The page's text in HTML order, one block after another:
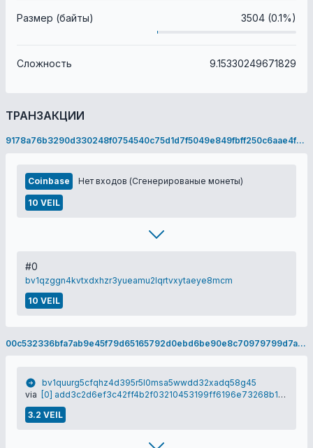
Размер (байты) 3504 (0.1%)
Сложность 9.15330249671829
ТРАНЗАКЦИИ
9178a76b3290d330248f0754540c75d1d7f5049e849fbff250c6aae4f270e1f1
Coinbase Нет входов (Сгенерированые монеты)
10 VEIL
#0
bv1qzggn4kvtxdxhzr3yueamu2lqrtvxytaeye8mcm
10 VEIL
00c532336bfa7ab9e45f79d65165792d0ebd6be90e8c70979799d7a3f73fd8a7
bv1quurg5cfqhz4d395r5l0msa5wwdd32xadq58g45
via
[0] add3c2d6ef3c42ff4b2f03210453199ff6196e73268b110fbd90ea03cad8a4de
3.2 VEIL